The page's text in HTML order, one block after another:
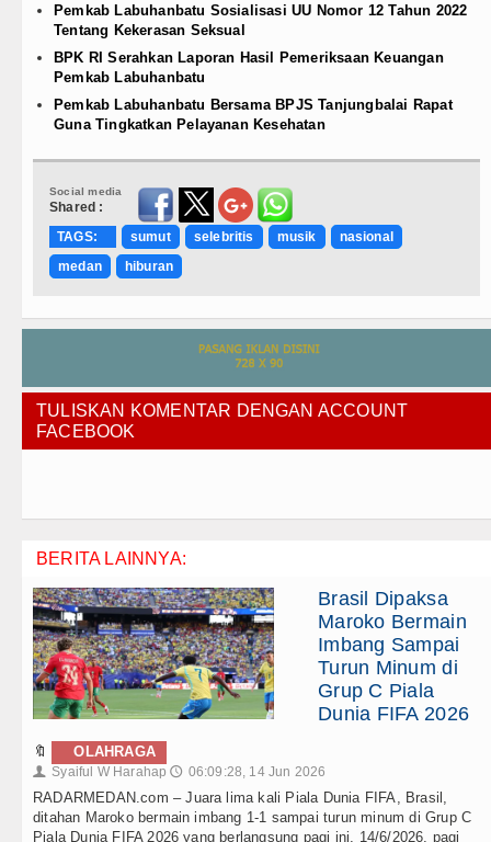
Pemkab Labuhanbatu Sosialisasi UU Nomor 12 Tahun 2022
Tentang Kekerasan Seksual
BPK RI Serahkan Laporan Hasil Pemeriksaan Keuangan
Pemkab Labuhanbatu
Pemkab Labuhanbatu Bersama BPJS Tanjungbalai Rapat
Guna Tingkatkan Pelayanan Kesehatan
Social media
Shared :
TAGS:
sumut selebritis musik
nasional
medan
hiburan
TULISKAN KOMENTAR DENGAN ACCOUNT
FACEBOOK
BERITA LAINNYA:
Brasil Dipaksa
Maroko Bermain
Imbang Sampai
Turun Minum di
Grup C Piala
Dunia FIFA 2026
🔖 OLAHRAGA
👤 Syaiful W Harahap 🕔 06:09:28, 14 Jun 2026
RADARMEDAN.com – Juara lima kali Piala Dunia FIFA, Brasil,
ditahan Maroko bermain imbang 1-1 sampai turun minum di Grup C
Piala Dunia FIFA 2026 yang berlangsung pagi ini, 14/6/2026, pagi